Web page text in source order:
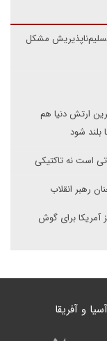
مشکل
ارتش دنیا هم
شود
است نه تاکتیکی
رهبر انقلاب
آمریکا برای گوش
آسیا و آفریقا